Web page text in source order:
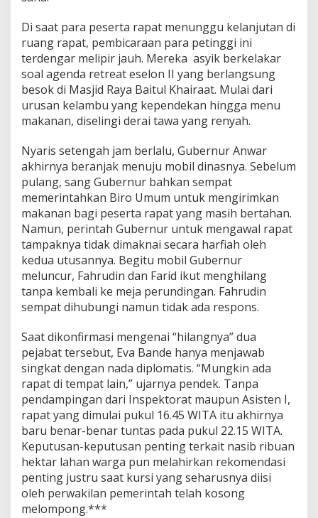
Di saat para peserta rapat menunggu kelanjutan di
ruang rapat, pembicaraan para petinggi ini
terdengar melipir jauh. Mereka asyik berkelakar
soal agenda retreat eselon II yang berlangsung
besok di Masjid Raya Baitul Khairaat. Mulai dari
urusan kelambu yang kependekan hingga menu
makanan, diselingi derai tawa yang renyah.
Nyaris setengah jam berlalu, Gubernur Anwar
akhirnya beranjak menuju mobil dinasnya. Sebelum
pulang, sang Gubernur bahkan sempat
memerintahkan Biro Umum untuk mengirimkan
makanan bagi peserta rapat yang masih bertahan.
Namun, perintah Gubernur untuk mengawal rapat
tampaknya tidak dimaknai secara harfiah oleh
kedua utusannya. Begitu mobil Gubernur
meluncur, Fahrudin dan Farid ikut menghilang
tanpa kembali ke meja perundingan. Fahrudin
sempat dihubungi namun tidak ada respons.
Saat dikonfirmasi mengenai “hilangnya” dua
pejabat tersebut, Eva Bande hanya menjawab
singkat dengan nada diplomatis. “Mungkin ada
rapat di tempat lain,” ujarnya pendek. Tanpa
pendampingan dari Inspektorat maupun Asisten I,
rapat yang dimulai pukul 16.45 WITA itu akhirnya
baru benar-benar tuntas pada pukul 22.15 WITA.
Keputusan-keputusan penting terkait nasib ribuan
hektar lahan warga pun melahirkan rekomendasi
penting justru saat kursi yang seharusnya diisi
oleh perwakilan pemerintah telah kosong
melompong.***